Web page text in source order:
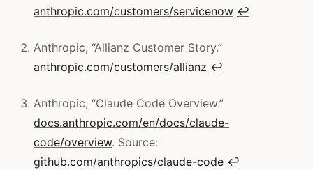
anthropic.com/customers/servicenow ↩
Anthropic, “Allianz Customer Story.”
anthropic.com/customers/allianz ↩
Anthropic, “Claude Code Overview.”
docs.anthropic.com/en/docs/claude-
code/overview. Source:
github.com/anthropics/claude-code ↩